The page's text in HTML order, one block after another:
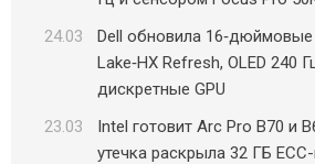
24.03
Dell обновила
Lake‑HX Refresh, OLED 240
дискретные GPU
23.03
Intel готовит Arc Pro B70 и
утечка раскрыла 32 ГБ